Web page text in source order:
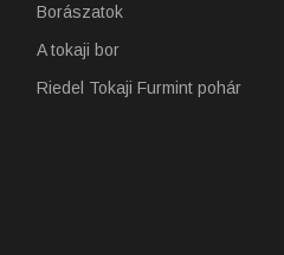
Borászatok
A tokaji bor
Riedel Tokaji Furmint pohár